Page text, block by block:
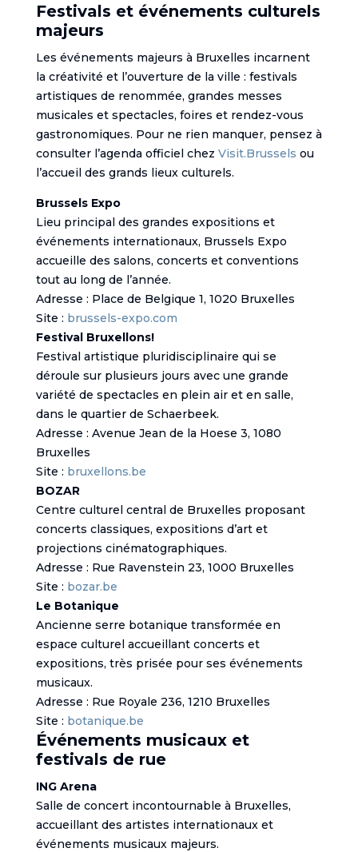
Festivals et événements culturels
majeurs
Les événements majeurs à Bruxelles incarnent
la créativité et l’ouverture de la ville : festivals
artistiques de renommée, grandes messes
musicales et spectacles, foires et rendez-vous
gastronomiques. Pour ne rien manquer, pensez à
consulter l’agenda officiel chez Visit.Brussels ou
l’accueil des grands lieux culturels.
Brussels Expo
Lieu principal des grandes expositions et
événements internationaux, Brussels Expo
accueille des salons, concerts et conventions
tout au long de l’année.
Adresse : Place de Belgique 1, 1020 Bruxelles
Site : brussels-expo.com
Festival Bruxellons!
Festival artistique pluridisciplinaire qui se
déroule sur plusieurs jours avec une grande
variété de spectacles en plein air et en salle,
dans le quartier de Schaerbeek.
Adresse : Avenue Jean de la Hoese 3, 1080
Bruxelles
Site : bruxellons.be
BOZAR
Centre culturel central de Bruxelles proposant
concerts classiques, expositions d’art et
projections cinématographiques.
Adresse : Rue Ravenstein 23, 1000 Bruxelles
Site : bozar.be
Le Botanique
Ancienne serre botanique transformée en
espace culturel accueillant concerts et
expositions, très prisée pour ses événements
musicaux.
Adresse : Rue Royale 236, 1210 Bruxelles
Site : botanique.be
Événements musicaux et
festivals de rue
ING Arena
Salle de concert incontournable à Bruxelles,
accueillant des artistes internationaux et
événements musicaux majeurs.